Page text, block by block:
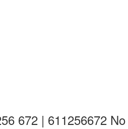
672 | 611256672 No